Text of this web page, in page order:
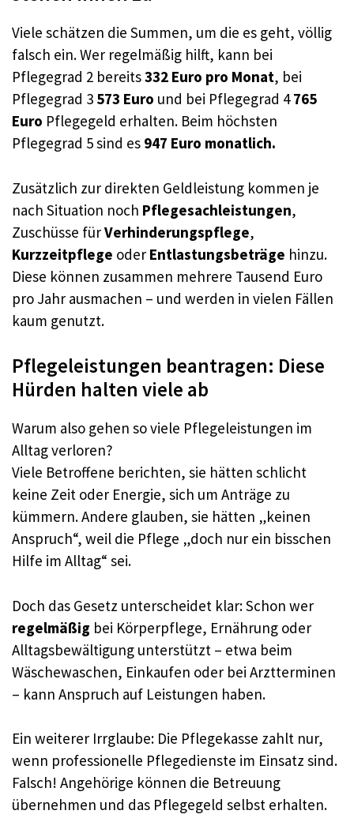
Viele schätzen die Summen, um die es geht, völlig
falsch ein. Wer regelmäßig hilft, kann bei
Pflegegrad 2 bereits332 Euro pro Monat, bei
Pflegegrad 3 573 Euro und bei Pflegegrad 4765
Euro Pflegegeld erhalten. Beim höchsten
Pflegegrad 5 sind es 947 Euro monatlich.
Zusätzlich zur direkten Geldleistung kommen je
nach Situation noch Pflegesachleistungen,
Zuschüsse fürVerhinderungspflege,
Kurzzeitpflege oder Entlastungsbeträge hinzu.
Diese können zusammen mehrere Tausend Euro
pro Jahr ausmachen – und werden in vielen Fällen
kaum genutzt.
Pflegeleistungen beantragen: Diese
Hürden halten viele ab
Warum also gehen so viele Pflegeleistungen im
Alltag verloren?
Viele Betroffene berichten, sie hätten schlicht
keine Zeit oder Energie, sich um Anträge zu
kümmern. Andere glauben, sie hätten „keinen
Anspruch“, weil die Pflege „doch nur ein bisschen
Hilfe im Alltag“ sei.
Doch das Gesetz unterscheidet klar: Schon wer
regelmäßig bei Körperpflege, Ernährung oder
Alltagsbewältigung unterstützt – etwa beim
Wäschewaschen, Einkaufen oder bei Arztterminen
– kann Anspruch auf Leistungen haben.
Ein weiterer Irrglaube: Die Pflegekasse zahlt nur,
wenn professionelle Pflegedienste im Einsatz sind.
Falsch! Angehörige können die Betreuung
übernehmen und das Pflegegeld selbst erhalten.